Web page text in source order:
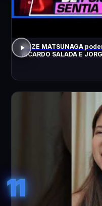
ELIZE MATSUNAGA
RICARDO SALADA E
11